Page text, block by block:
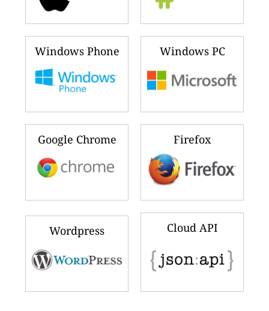
Windows Phone Windows PC
Google Chrome Firefox
Wordpress Cloud API